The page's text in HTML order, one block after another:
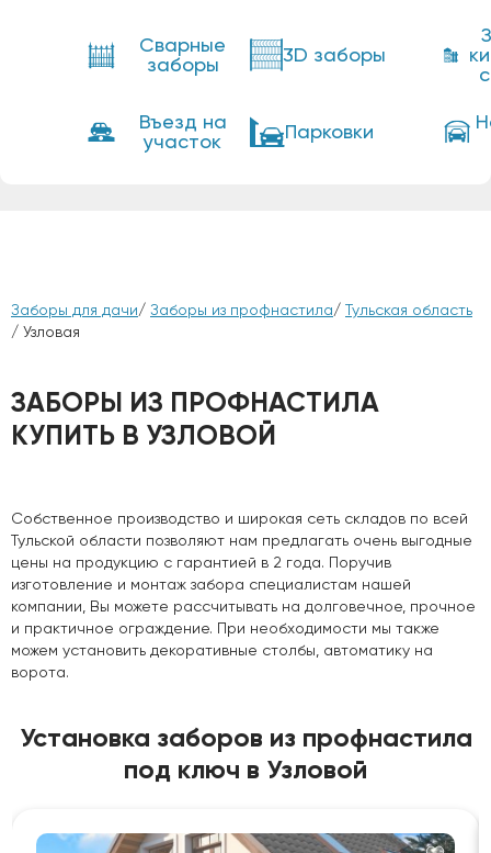
Сварные
заборы
3D заборы
Въезд на
участок
Парковки
Заборы для дачи/ Заборы из профнастила/ Тульская область
/ Узловая
ЗАБОРЫ ИЗ ПРОФНАСТИЛА
КУПИТЬ В УЗЛОВОЙ
Собственное производство и широкая сеть складов по всей
Тульской области позволяют нам предлагать очень выгодные
цены на продукцию с гарантией в 2 года. Поручив
изготовление и монтаж забора специалистам нашей
компании, Вы можете рассчитывать на долговечное, прочное
и практичное ограждение. При необходимости мы также
можем установить декоративные столбы, автоматику на
ворота.
Установка заборов из профнастила
под ключ в Узловой